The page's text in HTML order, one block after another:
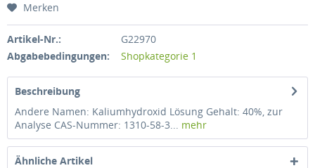
Merken
Artikel-Nr.:
G22970
Abgabebedingungen:
Shopkategorie 1
Beschreibung
Andere Namen: Kaliumhydroxid Lösung Gehalt: 40%, zur
Analyse CAS-Nummer: 1310-58-3... mehr
Ähnliche Artikel